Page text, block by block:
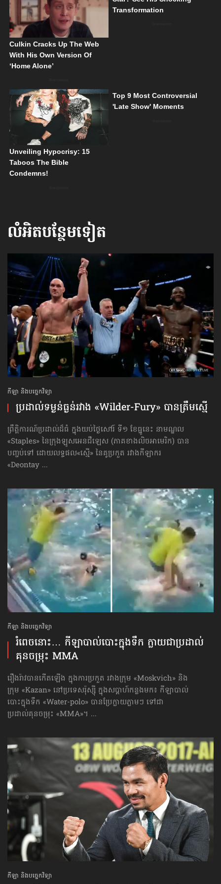
លំអិតបន្ថែមទៀត
កីឡា និងបច្ចេកវិទ្យា
ប្រដាល់​ទម្ងន់​ធ្ងន់​រវាង «Wilder-Fury» បាន​ត្រឹម​ស្មើ
ព្រឹត្តិការណ៍ប្រដាល់ដ៏ធំ ក្នុងយប់ថ្ងៃសៅរ៍ ទី១ ខែធ្នូនេះ នាមណ្ឌល
«Staples» នៃក្រុងឡូសអេនជឺឡេស (ភាគខាងលិចអាមេរិក) បាន
បញ្ចប់ទៅ ដោយលទ្ធផល«ស្មើ» នៃគូប្រកួត រវាងកីឡាករ
«Deontay ...
កីឡា និងបច្ចេកវិទ្យា
រំពេចនោះ… កីឡា​បាល់បោះ​ក្នុងទឹក ក្លាយ​ជា​ប្រដាល់​
គុនចម្រុះ​​ MMA
រឿងរ៉ាវបានកើតឡើង ក្នុងការប្រកួត រវាងក្រុម «Moskvich» និង
ក្រុម «Kazan» នៅប្រទេសរ៉ុស្ស៊ី ក្នុងសប្ដាហ៍កន្លងមក៖ កីឡាបាល់
បោះក្នុងទឹក «Water-polo» បានប្រែក្លាយភ្លាមៗ ទៅជា
ប្រដាល់គុនចម្រុះ «MMA»។ ...
កីឡា និងបច្ចេកវិទ្យា